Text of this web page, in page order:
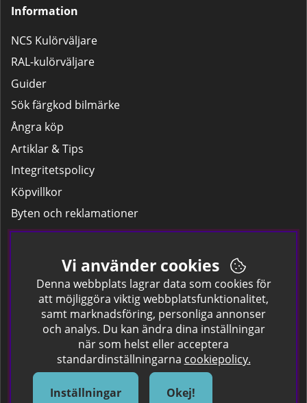
Information
NCS Kulörväljare
RAL-kulörväljare
Guider
Sök färgkod bilmärke
Ångra köp
Artiklar & Tips
Integritetspolicy
Köpvillkor
Byten och reklamationer
Leverans
Hitta färgkoden på bilen.
Företagskund
Om oss
Om Spraycan
IKEA Färger
Vi använder cookies
Denna webbplats lagrar data som cookies för
att möjliggöra viktig webbplatsfunktionalitet,
samt marknadsföring, personliga annonser
och analys. Du kan ändra dina inställningar
när som helst eller acceptera
standardinställningarna cookiepolicy.
Inställningar Okej!